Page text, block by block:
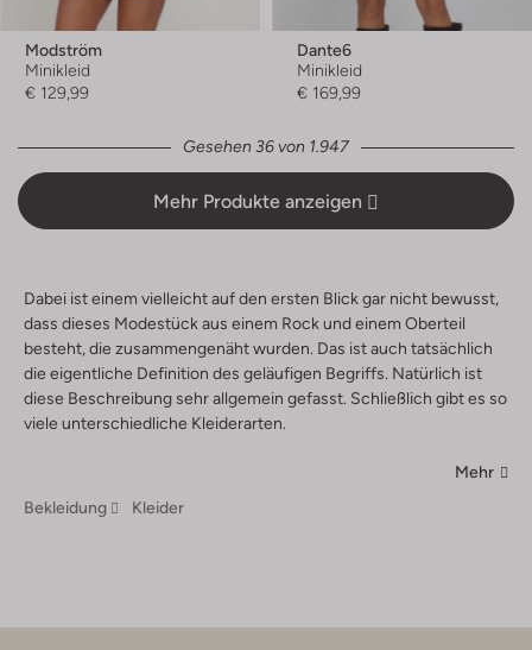
Modström
Minikleid
€ 129,99
Dante6
Minikleid
€ 169,99
Gesehen 36 von 1.947
Mehr Produkte anzeigen
Dabei ist einem vielleicht auf den ersten Blick gar nicht bewusst,
dass dieses Modestück aus einem Rock und einem Oberteil
besteht, die zusammengenäht wurden. Das ist auch tatsächlich
die eigentliche Definition des geläufigen Begriffs. Natürlich ist
diese Beschreibung sehr allgemein gefasst. Schließlich gibt es so
viele unterschiedliche Kleiderarten.
Mehr
Bekleidung
Kleider